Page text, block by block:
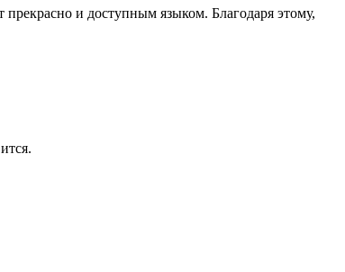
и доступным языком. Благодаря этому,